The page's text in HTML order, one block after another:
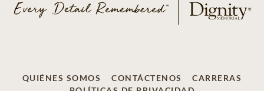
QUIÉNES SOMOS CONTÁCTENOS
CARRERAS